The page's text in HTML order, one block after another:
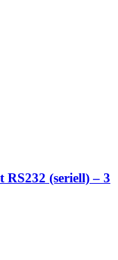
RS232 (seriell) – 3